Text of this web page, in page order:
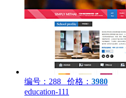
编号：288 价格： 3980
education-111